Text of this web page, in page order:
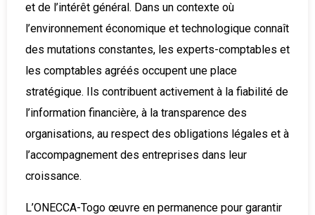
et de l’intérêt général. Dans un contexte où
l’environnement économique et technologique connaît
des mutations constantes, les experts-comptables et
les comptables agréés occupent une place
stratégique. Ils contribuent activement à la fiabilité de
l’information financière, à la transparence des
organisations, au respect des obligations légales et à
l’accompagnement des entreprises dans leur
croissance.
L’ONECCA-Togo œuvre en permanence pour garantir